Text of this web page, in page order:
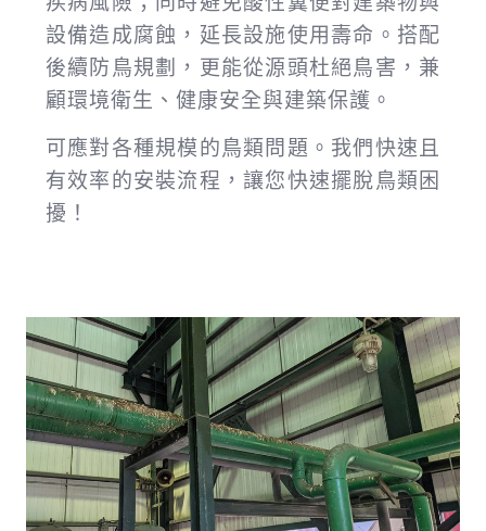
設備造成腐蝕，延長設施使用壽命。搭配
後續防鳥規劃，更能從源頭杜絕鳥害，兼
顧環境衛生、健康安全與建築保護。
可應對各種規模的鳥類問題。我們快速且
有效率的安裝流程，讓您快速擺脫鳥類困
擾！